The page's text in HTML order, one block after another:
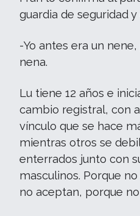
guardia de seguridad
-Yo antes era un
nena.
Lu tiene 12 años e
cambio registral, con
vínculo que se hace
mientras otros se
enterrados junto con
masculinos. Porque
no aceptan, porque